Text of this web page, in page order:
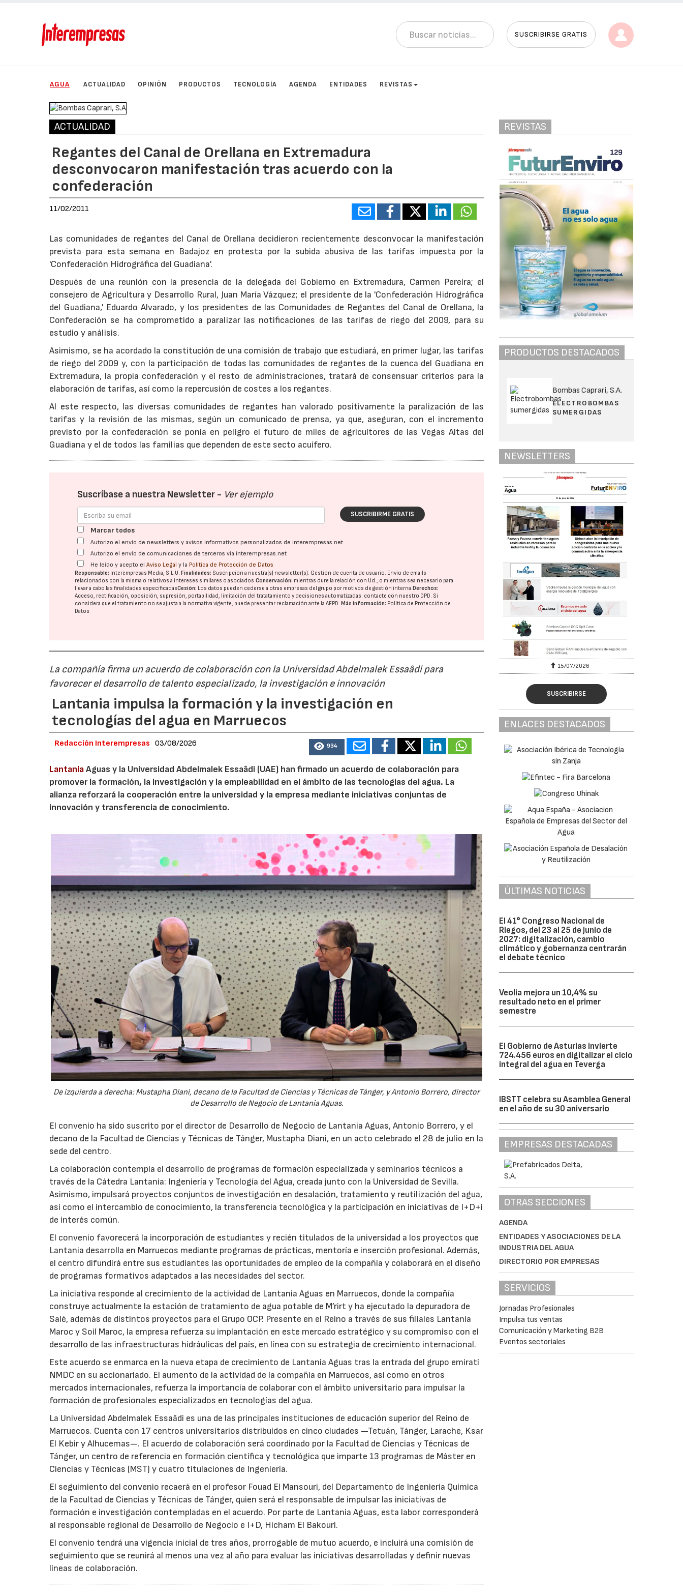
SUSCRIBIRSE GRATIS
AGUA ACTUALIDAD OPINIÓN PRODUCTOS TECNOLOGÍA AGENDA ENTIDADES REVISTAS
ACTUALIDAD
Regantes del Canal de Orellana en Extremadura
desconvocaron manifestación tras acuerdo con la
confederación
11/02/2011
Las comunidades de regantes del Canal de Orellana decidieron recientemente desconvocar la manifestación
prevista para esta semana en Badajoz en protesta por la subida abusiva de las tarifas impuesta por la
'Confederación Hidrográfica del Guadiana'.
Después de una reunión con la presencia de la delegada del Gobierno en Extremadura, Carmen Pereira; el
consejero de Agricultura y Desarrollo Rural, Juan María Vázquez; el presidente de la 'Confederación Hidrográfica
del Guadiana,' Eduardo Alvarado, y los presidentes de las Comunidades de Regantes del Canal de Orellana, la
Confederación se ha comprometido a paralizar las notificaciones de las tarifas de riego del 2009, para su
estudio y análisis.
Asimismo, se ha acordado la constitución de una comisión de trabajo que estudiará, en primer lugar, las tarifas
de riego del 2009 y, con la participación de todas las comunidades de regantes de la cuenca del Guadiana en
Extremadura, la propia confederación y el resto de administraciones, tratará de consensuar criterios para la
elaboración de tarifas, así como la repercusión de costes a los regantes.
Al este respecto, las diversas comunidades de regantes han valorado positivamente la paralización de las
tarifas y la revisión de las mismas, según un comunicado de prensa, ya que, aseguran, con el incremento
previsto por la confederación se ponía en peligro el futuro de miles de agricultores de las Vegas Altas del
Guadiana y el de todos las familias que dependen de este secto acuífero.
Suscríbase a nuestra Newsletter - Ver ejemplo
SUSCRIBIRME GRATIS
Marcar todos
Autorizo el envío de newsletters y avisos informativos personalizados de interempresas.net
Autorizo el envío de comunicaciones de terceros vía interempresas.net
He leído y acepto elAviso Legal y la Política de Protección de Datos
Responsable: Interempresas Media, S.L.U. Finalidades: Suscripción a nuestra(s) newsletter(s). Gestión de cuenta de usuario. Envío de emails
relacionados con la misma o relativos a intereses similares o asociados.Conservación: mientras dure la relación con Ud., o mientras sea necesario para
llevar a cabo las finalidades especificadasCesión: Los datos pueden cederse a otras empresas del grupo por motivos de gestión interna. Derechos:
Acceso, rectificación, oposición, supresión, portabilidad, limitación del tratatamiento y decisiones automatizadas: contacte con nuestro DPD. Si
considera que el tratamiento no se ajusta a la normativa vigente, puede presentar reclamación ante laAEPD. Más información: Política de Protección de
Datos
La compañía firma un acuerdo de colaboración con la Universidad Abdelmalek Essaâdi para
favorecer el desarrollo de talento especializado, la investigación e innovación
Lantania impulsa la formación y la investigación en
tecnologías del agua en Marruecos
Redacción Interempresas 03/08/2026 934
LantaniaAguas y la Universidad Abdelmalek Essaâdi (UAE) han firmado un acuerdo de colaboración para
promover la formación, la investigación y la empleabilidad en el ámbito de las tecnologías del agua. La
alianza reforzará la cooperación entre la universidad y la empresa mediante iniciativas conjuntas de
innovación y transferencia de conocimiento.
De izquierda a derecha: Mustapha Diani, decano de la Facultad de Ciencias y Técnicas de Tánger, y Antonio Borrero, director
de Desarrollo de Negocio de Lantania Aguas.
El convenio ha sido suscrito por el director de Desarrollo de Negocio de Lantania Aguas, Antonio Borrero, y el
decano de la Facultad de Ciencias y Técnicas de Tánger, Mustapha Diani, en un acto celebrado el 28 de julio en la
sede del centro.
La colaboración contempla el desarrollo de programas de formación especializada y seminarios técnicos a
través de la Cátedra Lantania: Ingeniería y Tecnología del Agua, creada junto con la Universidad de Sevilla.
Asimismo, impulsará proyectos conjuntos de investigación en desalación, tratamiento y reutilización del agua,
así como el intercambio de conocimiento, la transferencia tecnológica y la participación en iniciativas de I+D+i
de interés común.
El convenio favorecerá la incorporación de estudiantes y recién titulados de la universidad a los proyectos que
Lantania desarrolla en Marruecos mediante programas de prácticas, mentoría e inserción profesional. Además,
el centro difundirá entre sus estudiantes las oportunidades de empleo de la compañía y colaborará en el diseño
de programas formativos adaptados a las necesidades del sector.
La iniciativa responde al crecimiento de la actividad de Lantania Aguas en Marruecos, donde la compañía
construye actualmente la estación de tratamiento de agua potable de M’rirt y ha ejecutado la depuradora de
Salé, además de distintos proyectos para el Grupo OCP. Presente en el Reino a través de sus filiales Lantania
Maroc y Soil Maroc, la empresa refuerza su implantación en este mercado estratégico y su compromiso con el
desarrollo de las infraestructuras hidráulicas del país, en línea con su estrategia de crecimiento internacional.
Este acuerdo se enmarca en la nueva etapa de crecimiento de Lantania Aguas tras la entrada del grupo emiratí
NMDC en su accionariado. El aumento de la actividad de la compañía en Marruecos, así como en otros
mercados internacionales, refuerza la importancia de colaborar con el ámbito universitario para impulsar la
formación de profesionales especializados en tecnologías del agua.
La Universidad Abdelmalek Essaâdi es una de las principales instituciones de educación superior del Reino de
Marruecos. Cuenta con 17 centros universitarios distribuidos en cinco ciudades —Tetuán, Tánger, Larache, Ksar
El Kebir y Alhucemas—. El acuerdo de colaboración será coordinado por la Facultad de Ciencias y Técnicas de
Tánger, un centro de referencia en formación científica y tecnológica que imparte 13 programas de Máster en
Ciencias y Técnicas (MST) y cuatro titulaciones de Ingeniería.
El seguimiento del convenio recaerá en el profesor Fouad El Mansouri, del Departamento de Ingeniería Química
de la Facultad de Ciencias y Técnicas de Tánger, quien será el responsable de impulsar las iniciativas de
formación e investigación contempladas en el acuerdo. Por parte de Lantania Aguas, esta labor corresponderá
al responsable regional de Desarrollo de Negocio e I+D, Hicham El Bakouri.
El convenio tendrá una vigencia inicial de tres años, prorrogable de mutuo acuerdo, e incluirá una comisión de
seguimiento que se reunirá al menos una vez al año para evaluar las iniciativas desarrolladas y definir nuevas
líneas de colaboración.
REVISTAS
PRODUCTOS DESTACADOS
Bombas Caprari, S.A.
ELECTROBOMBAS
SUMERGIDAS
NEWSLETTERS
15/07/2026 29/07/2026 15/07/2026
SUSCRIBIRSE
ENLACES DESTACADOS
ÚLTIMAS NOTICIAS
El 41° Congreso Nacional de
Riegos, del 23 al 25 de junio de
2027: digitalización, cambio
climático y gobernanza centrarán
el debate técnico
Veolia mejora un 10,4% su
resultado neto en el primer
semestre
El Gobierno de Asturias invierte
724.456 euros en digitalizar el ciclo
integral del agua en Teverga
IBSTT celebra su Asamblea General
en el año de su 30 aniversario
EMPRESAS DESTACADAS
OTRAS SECCIONES
AGENDA
ENTIDADES Y ASOCIACIONES DE LA
INDUSTRIA DEL AGUA
DIRECTORIO POR EMPRESAS
SERVICIOS
Jornadas Profesionales
Impulsa tus ventas
Comunicación y Marketing B2B
Eventos sectoriales